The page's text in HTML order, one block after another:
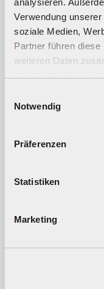
analysieren.
Verwendung
soziale Medien,
Partner führen
weiteren Daten
Notwendig
Präferenzen
Statistiken
Marketing
Wie kann ich
einlösen?
Wie gelange ich
Produkts länger